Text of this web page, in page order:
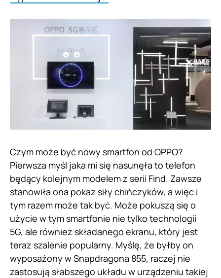
Czym może być nowy smartfon od OPPO?
Pierwsza myśl jaka mi się nasunęła to telefon
będący kolejnym modelem z serii Find. Zawsze
stanowiła ona pokaz siły chińczyków, a więc i
tym razem może tak być. Może pokuszą się o
użycie w tym smartfonie nie tylko technologii
5G, ale również składanego ekranu, który jest
teraz szalenie popularny. Myślę, że byłby on
wyposażony w Snapdragona 855, raczej nie
zastosują słabszego układu w urządzeniu takiej